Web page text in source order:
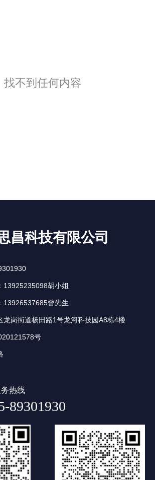
找不到任何内容
昌科技有限公司
13925235098胡小姐
13926537685曾先生
龙岗街道杨田路1号龙河科技园A8栋4楼
号
热线
89301930